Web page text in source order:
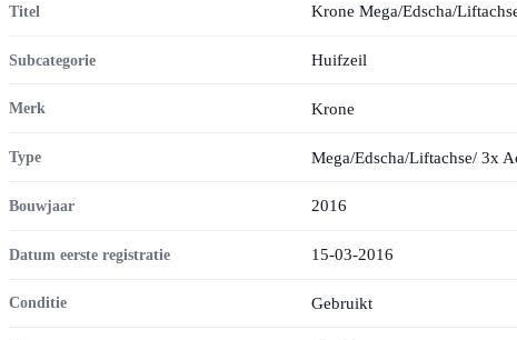
Titel Krone Mega/Edscha/
Subcategorie Huifzeil
Merk Krone
Type Mega/Edscha/Liftachse/ 3x
Bouwjaar 2016
Datum eerste registratie 15-03-2016
Conditie Gebruikt